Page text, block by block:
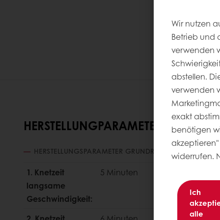
HERSTELLUNGPARAMETER
HERSTELLUNGSPARAMETER GRUNDREZEPTUR
1. Knetzeit
langsame
Geschwindigkeit:
5 Minuten
Wir nutzen
Betrieb und
verwenden
abstellen.
verwenden
exakt
benötigen
widerrufen.
Ich
alle